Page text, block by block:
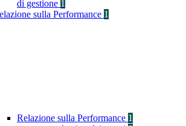
di gestione 1
sulla Performance 1
Relazione sulla Performance 1